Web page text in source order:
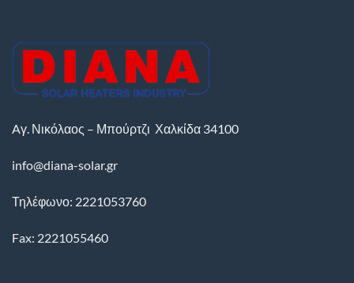
Aγ. Νικόλαος – Μπούρτζι Χαλκίδα 34100
info@diana-solar.gr
Τηλέφωνο: 2221053760
Fax: 2221055460